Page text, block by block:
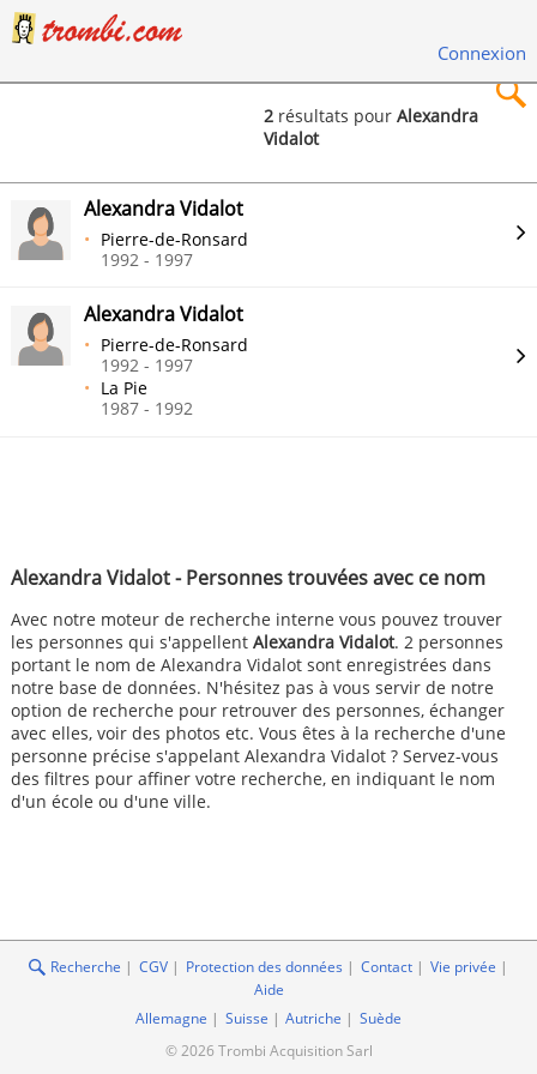
Connexion
Rechercher
2résultats pour Alexandra
Vidalot
Alexandra Vidalot - Personnes trouvées avec ce nom
Avec notre moteur de recherche interne vous pouvez trouver
les personnes qui s'appellent Alexandra Vidalot. 2 personnes
portant le nom de Alexandra Vidalot sont enregistrées dans
notre base de données. N'hésitez pas à vous servir de notre
option de recherche pour retrouver des personnes, échanger
avec elles, voir des photos etc. Vous êtes à la recherche d'une
personne précise s'appelant Alexandra Vidalot ? Servez-vous
des filtres pour affiner votre recherche, en indiquant le nom
d'un école ou d'une ville.
Alexandra Vidalot
Pierre-de-Ronsard
1992 - 1997
Alexandra Vidalot
Pierre-de-Ronsard
1992 - 1997
La Pie
1987 - 1992
Recherche CGV Protection des données Contact
Vie privée
Aide
Allemagne
Suisse Autriche
Suède
© 2026 Trombi Acquisition Sarl